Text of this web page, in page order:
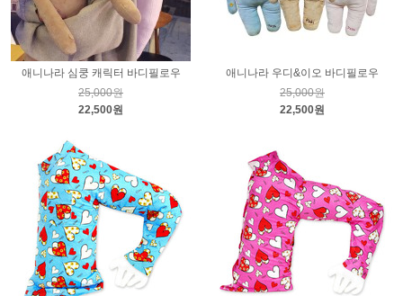
애니나라 심쿵 캐릭터 바디필로우
25,000원
22,500원
애니나라 우디&이오 바디필로우
25,000원
22,500원